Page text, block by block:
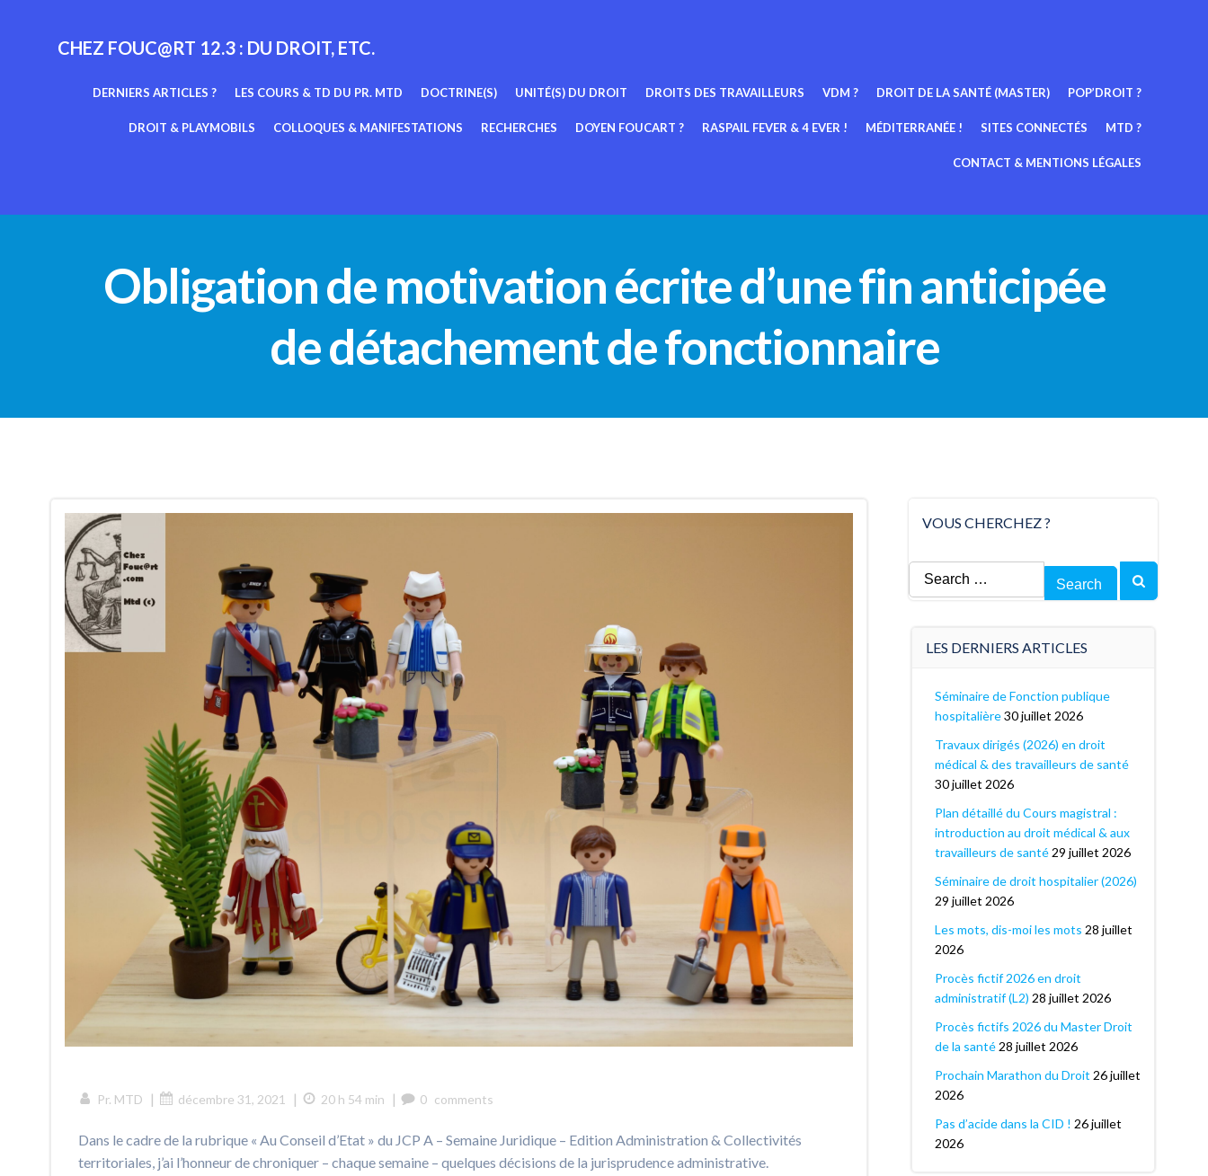
CHEZ FOUC@RT 12.3 : DU DROIT, ETC.
DERNIERS ARTICLES ? LES COURS & TD DU PR. MTD DOCTRINE(S) UNITÉ(S) DU DROIT DROITS DES TRAVAILLEURS VDM ? DROIT DE LA SANTÉ (MASTER) POP’DROIT ?
DROIT & PLAYMOBILS COLLOQUES & MANIFESTATIONS RECHERCHES DOYEN FOUCART ? RASPAIL FEVER & 4 EVER ! MÉDITERRANÉE ! SITES CONNECTÉS MTD ?
CONTACT & MENTIONS LÉGALES
Obligation de motivation écrite d’une fin anticipée
de détachement de fonctionnaire
Pr. MTD | décembre 31, 2021 | 20 h 54 min | 0 comments
Dans le cadre de la rubrique « Au Conseil d’Etat » du JCP A – Semaine Juridique – Edition Administration & Collectivités
territoriales, j’ai l’honneur de chroniquer – chaque semaine – quelques décisions de la jurisprudence administrative.
VOUS CHERCHEZ ?
Search
for:
LES DERNIERS ARTICLES
Séminaire de Fonction publique
hospitalière 30 juillet 2026
Travaux dirigés (2026) en droit
médical & des travailleurs de santé
30 juillet 2026
Plan détaillé du Cours magistral :
introduction au droit médical & aux
travailleurs de santé 29 juillet 2026
Séminaire de droit hospitalier (2026)
29 juillet 2026
Les mots, dis-moi les mots 28 juillet
2026
Procès fictif 2026 en droit
administratif (L2) 28 juillet 2026
Procès fictifs 2026 du Master Droit
de la santé 28 juillet 2026
Prochain Marathon du Droit 26 juillet
2026
Pas d’acide dans la CID ! 26 juillet
2026